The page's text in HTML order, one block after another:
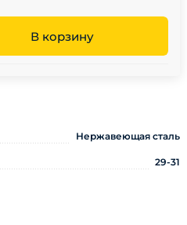
В корзину
Нержавеющая сталь
29-31